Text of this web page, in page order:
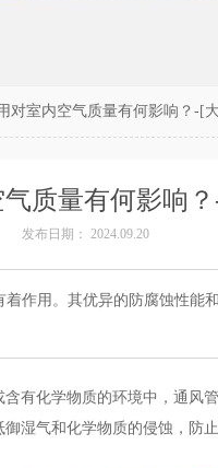
对室内空气质量有何影响？-[
质量有何影响
发布日期： 2024.09.20
作用。其优异的防腐蚀性能
有化学物质的环境中，通风
湿气和化学物质的侵蚀，防